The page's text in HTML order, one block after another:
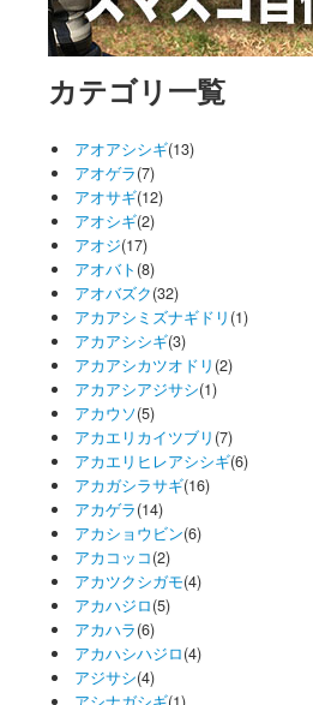
カテゴリ一覧
アオアシシギ(13)
アオゲラ(7)
アオサギ(12)
アオシギ(2)
アオジ(17)
アオバト (8)
アオバズク(32)
アカアシミズナギドリ (1)
アカアシシギ(3)
アカアシカツオドリ (2)
アカアシアジサシ(1)
アカウソ(5)
アカエリカイツブリ (7)
アカエリヒレアシシギ(6)
アカガシラサギ(16)
アカゲラ(14)
アカショウビン(6)
アカコッコ(2)
アカツクシガモ(4)
アカハジロ(5)
アカハラ(6)
アカハシハジロ(4)
アジサシ(4)